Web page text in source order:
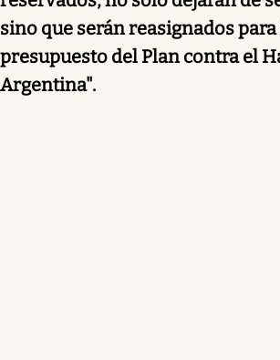
sino que serán reasignados
presupuesto del Plan contra el
Argentina".